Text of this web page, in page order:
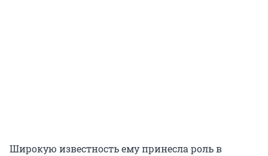
Широкую известность ему принесла роль в